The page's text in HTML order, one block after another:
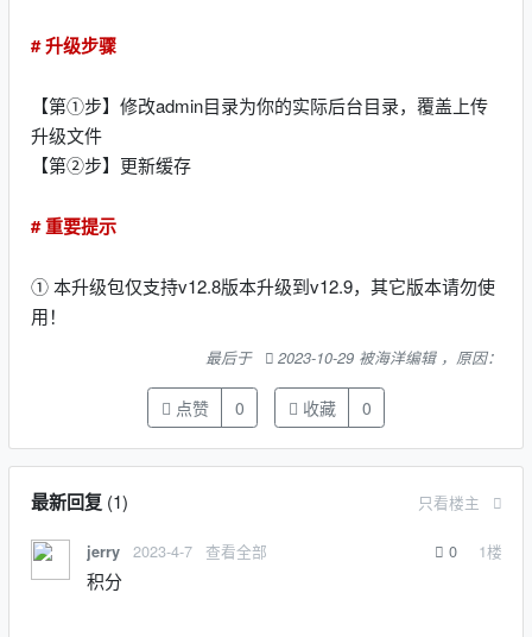
# 升级步骤
【第①步】修改admin目录为你的实际后台目录，覆盖上传
升级文件
【第②步】更新缓存
# 重要提示
① 本升级包仅支持v12.8版本升级到v12.9，其它版本请勿使
用！
最后于 2023-10-29 被海洋编辑 ，原因：
点赞 0 收藏 0
最新回复(1) 只看楼主
jerry 2023-4-7 查看全部 0 1楼
积分